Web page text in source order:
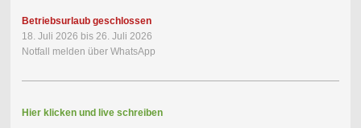
Betriebsurlaub geschlossen
18. Juli 2026 bis 26. Juli 2026
Notfall melden über WhatsApp
Hier klicken und live schreiben